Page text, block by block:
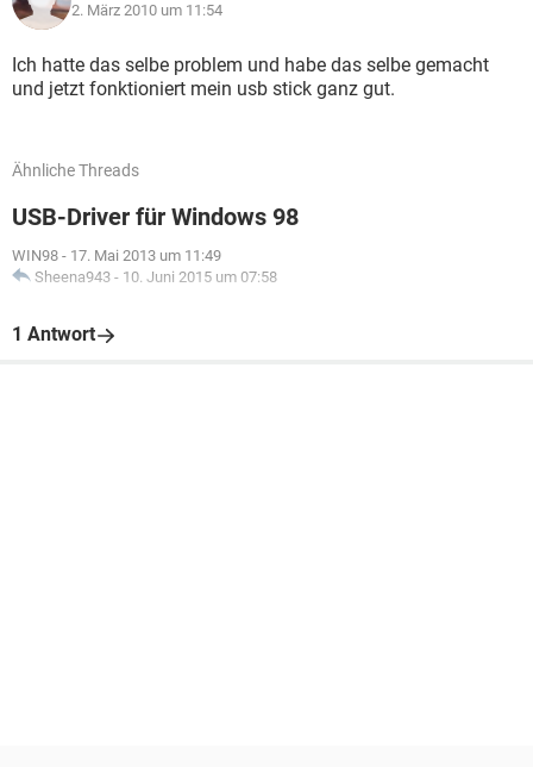
2. März 2010 um 11:54
Ich hatte das selbe problem und habe das selbe gemacht
und jetzt fonktioniert mein usb stick ganz gut.
Ähnliche Threads
USB-Driver für Windows 98
WIN98 - 17. Mai 2013 um 11:49
Sheena943 - 10. Juni 2015 um 07:58
1 Antwort